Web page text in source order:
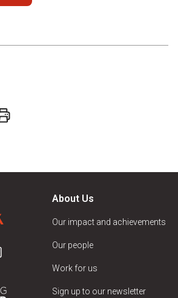
About Us
Our impact and achievements
Our people
Work for us
Sign up to our newsletter